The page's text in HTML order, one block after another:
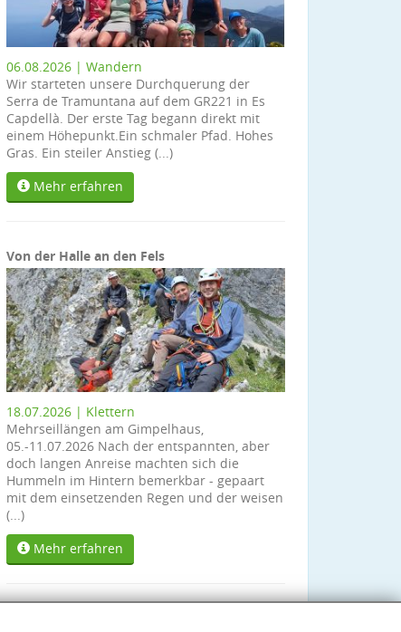
06.08.2026 | Wandern
Wir starteten unsere Durchquerung der
Serra de Tramuntana auf dem GR221 in Es
Capdellà. Der erste Tag begann direkt mit
einem Höhepunkt.Ein schmaler Pfad. Hohes
Gras. Ein steiler Anstieg (...)
Mehr erfahren
Von der Halle an den Fels
18.07.2026 | Klettern
Mehrseillängen am Gimpelhaus,
05.-11.07.2026 Nach der entspannten, aber
doch langen Anreise machten sich die
Hummeln im Hintern bemerkbar - gepaart
mit dem einsetzenden Regen und der weisen
(...)
Mehr erfahren